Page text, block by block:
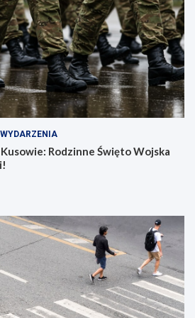
WYDARZENIA
Rodzinne Święto Wojska